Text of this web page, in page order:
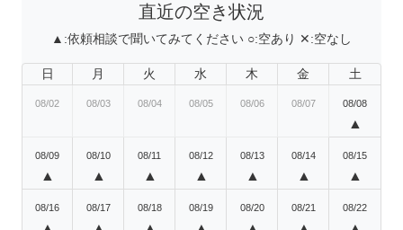
直近の空き状況
▲:依頼相談で聞いてみてください ○:空あり ✕:空なし
日 月 火 水 木 金 土
08/02 08/03 08/04 08/05 08/06 08/07 08/08
▲
08/09
▲
08/10
▲
08/11
▲
08/12
▲
08/13
▲
08/14
▲
08/15
▲
08/16 08/17 08/18 08/19 08/20 08/21 08/22